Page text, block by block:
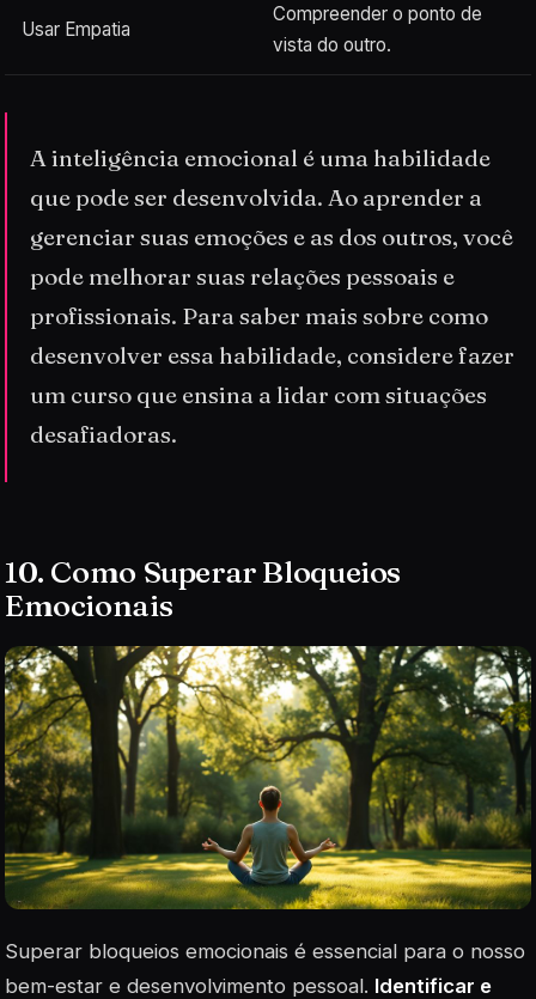
Usar Empatia
Compreender o ponto de
vista do outro.
A inteligência emocional é uma habilidade
que pode ser desenvolvida. Ao aprender a
gerenciar suas emoções e as dos outros, você
pode melhorar suas relações pessoais e
profissionais. Para saber mais sobre como
desenvolver essa habilidade, considere fazer
um curso que ensina a lidar com situações
desafiadoras.
10. Como Superar Bloqueios
Emocionais
Superar bloqueios emocionais é essencial para o nosso
bem-estar e desenvolvimento pessoal. Identificar e